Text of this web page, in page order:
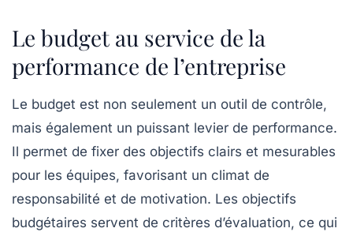
Le budget au service de la
performance de l’entreprise
Le budget est non seulement un outil de contrôle,
mais également un puissant levier de performance.
Il permet de fixer des objectifs clairs et mesurables
pour les équipes, favorisant un climat de
responsabilité et de motivation. Les objectifs
budgétaires servent de critères d’évaluation, ce qui